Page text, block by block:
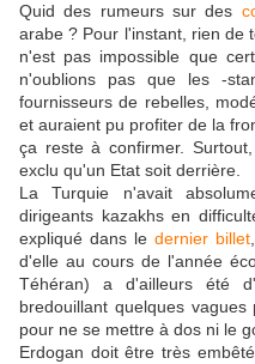
Quid des rumeurs sur des
arabe ? Pour l'instant, rien de
n'est pas impossible que
n'oublions pas que les -
fournisseurs de rebelles,
et auraient pu profiter de la
ça reste à confirmer.
exclu qu'un Etat soit derrière.
La Turquie n'avait
dirigeants kazakhs en
expliqué dans ledernier billet
d'elle au cours de l'année
Téhéran) a d'ailleurs été
bredouillant quelques
pour ne se mettre à dos ni le
Erdogan doit être très